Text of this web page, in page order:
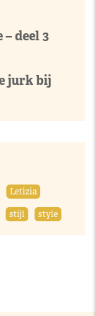
deel 3
jurk bij
Letizia
stijl style